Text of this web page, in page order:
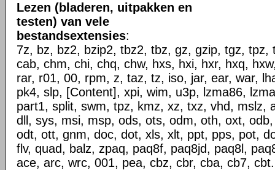
Lezen (bladeren, uitpakken en
testen) van vele
bestandsextensies:
7z, bz, bz2, bzip2, tbz2, tbz, gz, gzip, tgz, tpz,
cab, chm, chi, chq, chw, hxs, hxi, hxr, hxq,
rar, r01, 00, rpm, z, taz, tz, iso, jar, ear, war,
pk4, slp, [Content], xpi, wim, u3p, lzma86,
part1, split, swm, tpz, kmz, xz, txz, vhd, mslz,
dll, sys, msi, msp, ods, ots, odm, oth, oxt,
odt, ott, gnm, doc, dot, xls, xlt, ppt, pps, pot,
flv, quad, balz, zpaq, paq8f, paq8jd, paq8l,
ace, arc, wrc, 001, pea, cbz, cbr, cba, cb7, cbt.